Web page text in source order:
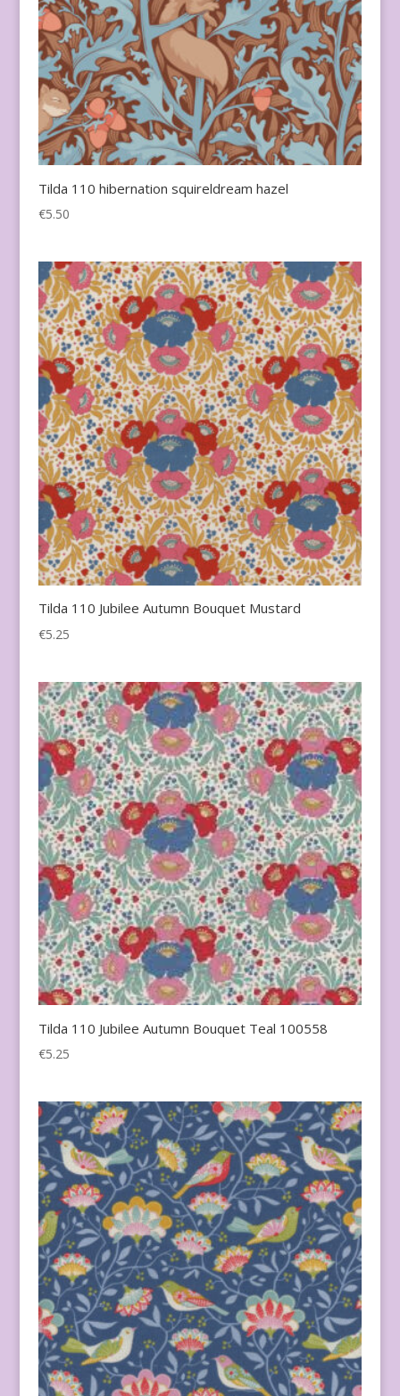
Tilda 110 hibernation squireldream hazel
€5.50
Tilda 110 Jubilee Autumn Bouquet Mustard
€5.25
Tilda 110 Jubilee Autumn Bouquet Teal 100558
€5.25